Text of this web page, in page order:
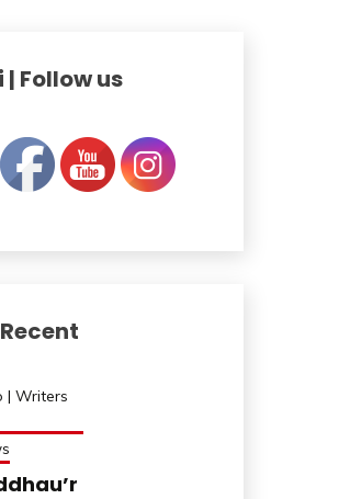
Follow us
| Writers